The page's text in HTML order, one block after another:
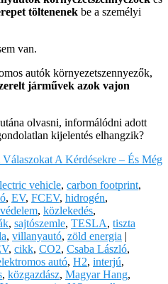
töltenenek be a személyi
van.
autók környezetszennyezők,
járművek azok vajon
olvasni, informálódni adott
kijelentés elhangzik?
A Kérdésekre – És Még
vehicle, carbon footprint,
, EV, FCEV, hidrogén,
, közlekedés,
, sajtószemle, TESLA, tiszta
, villanyautó, zöld energia |
, cikk, CO2, Csaba László,
autó, H2, interjú,
, közgazdász, Magyar Hang,